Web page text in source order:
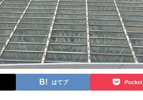
はてブ Pocket